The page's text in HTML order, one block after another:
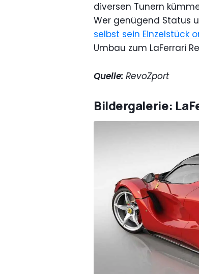
diversen Tunern
Wer genügend Status
selbst sein Einzelstück
Umbau zum LaFerrari
Quelle: RevoZport
Bildergalerie: